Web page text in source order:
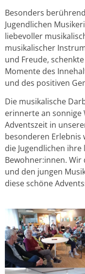
Besonders
Jugendlichen
liebevoller
musikalischer
und Freude,
Momente des
und des positiven
Die musikalische
erinnerte an sonnige
Adventszeit in
besonderen Erlebnis
die Jugendlichen
Bewohner:innen. Wir
und den jungen
diese schöne